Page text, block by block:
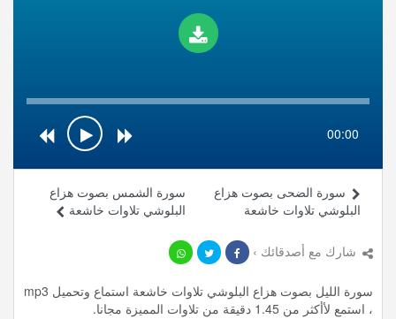
00:00
سورة الشمس بصوت هزاع
البلوشي تلاوات خاشعة
سورة الضحى بصوت هزاع
البلوشي تلاوات خاشعة
شارك مع أصدقائك ›
سورة الليل بصوت هزاع البلوشي تلاوات خاشعة استماع وتحميل mp3
، استمع لأأكثر من 1.45 دقيقة من تلاوات المميزة مجانا.